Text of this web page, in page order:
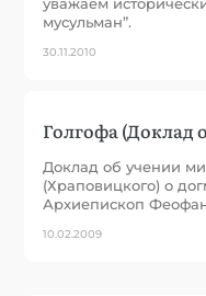
мусульман”.
30.11.2010
Голгофа (Доклад
Доклад об учении
(Храповицкого) о
Архиепископ
10.02.2009